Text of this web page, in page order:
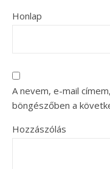
Honlap
A nevem, e-mail
böngészőben a
Hozzászólás